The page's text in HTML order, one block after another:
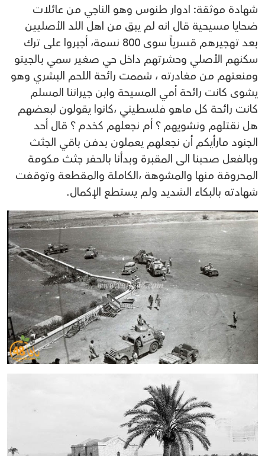
شهادة موثقة: ادوار طنوس وهو الناجي من عائلات
ضحايا مسيحية قال انه لم يبق من اهل اللد الأصليين
بعد تهجيرهم قسرياً سوى 800 نسمة، أجبروا على ترك
سكنهم الأصلي وحشرتهم داخل حي صغير سمي بـالجيتو
ومنعتهم من مغادرته ، شممت رائحة اللحم البشري وهو
يشوى كانت رائحة أمي المسيحة وابن جيراننا المسلم
كانت رائحة كل ماهو فلسطيني ،كانوا يقولون لبعضهم
هل نقتلهم ونشويهم ؟ أم نجعلهم كخدم ؟ قال أحد
الجنود مارأيكم أن نجعلهم يعملون بدفن باقي الجثث
وبالفعل صحبنا الى المقبرة وبدأنا بالحفر جثث مكومة
المحروقة منها والمشوهة ،الكاملة والمقطعة وتوقفت
شهادته بالبكاء الشديد ولم يستطع الإكمال.